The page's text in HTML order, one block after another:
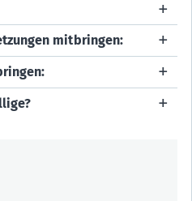
mitbringen: